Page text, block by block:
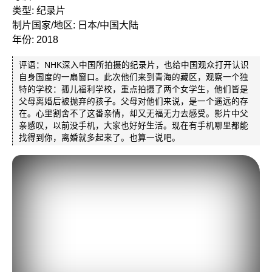
类型: 纪录片
制片国家/地区: 日本/中国大陆
年份: 2018
评语：NHK深入中国所拍摄的纪录片，也给中国观众打开认识
自身国度的一扇窗口。此次他们来到青海的藏区，观察一个独
特的学校：孤儿福利学校，重点拍摄了两个女学生，他们皆是
父母离婚后被抛弃的孩子。父母对他们来说，是一个遥远的存
在。心里割舍不了这番亲情，却又无福无力去感受。影片中父
亲感叹，以前没手机，大家也好好生活。现在有手机哪里都能
找得到你，离婚就多起来了。也算一说吧。